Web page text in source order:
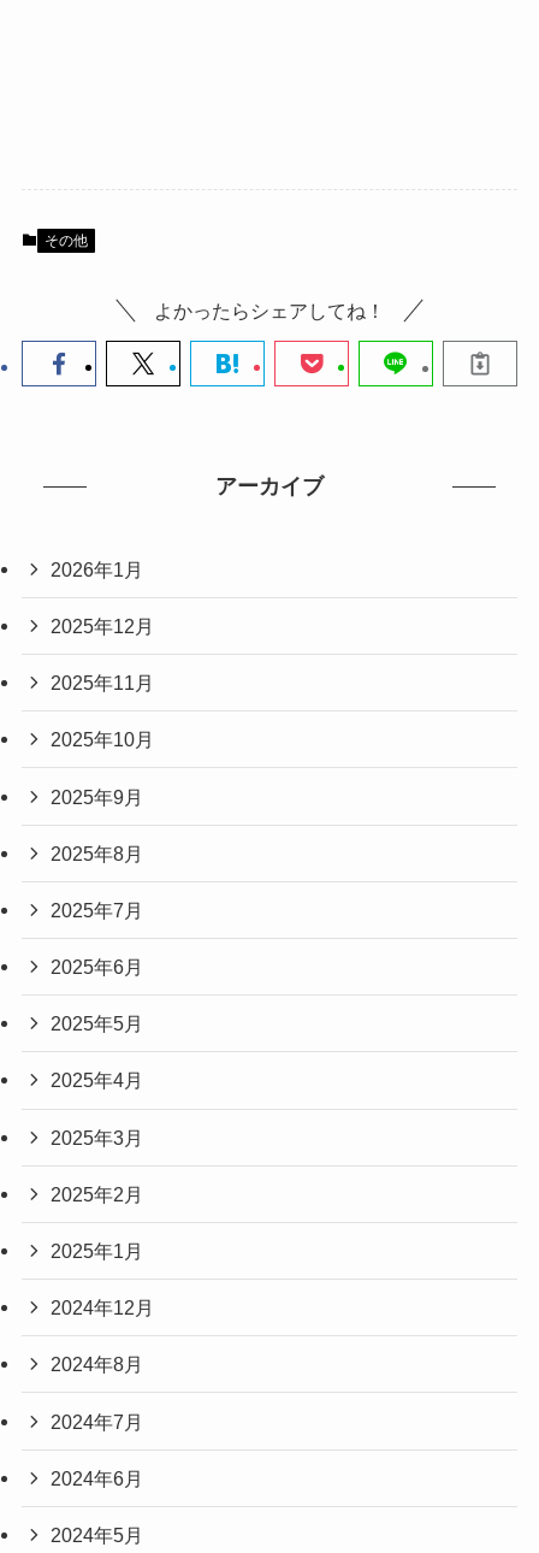
その他
よかったらシェアしてね！
アーカイブ
2026年1月
2025年12月
2025年11月
2025年10月
2025年9月
2025年8月
2025年7月
2025年6月
2025年5月
2025年4月
2025年3月
2025年2月
2025年1月
2024年12月
2024年8月
2024年7月
2024年6月
2024年5月